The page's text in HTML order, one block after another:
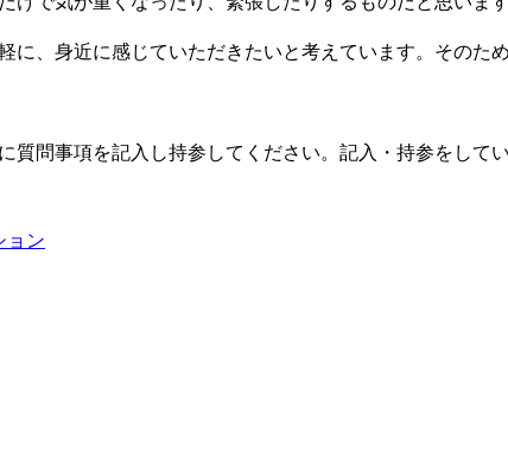
に、身近に感じていただきたいと考えています。そのた
質問事項を記入し持参してください。記入・持参をして
ョン